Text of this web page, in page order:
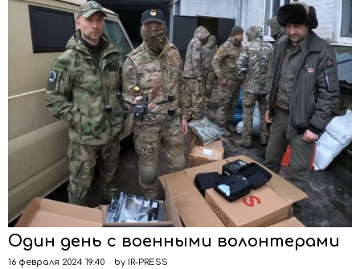
Один день с военными волонтерами
16 февраля 2024 19:40 by IR-PRESS